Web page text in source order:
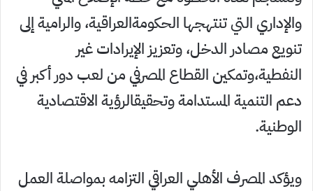
والإداري التي تنتهجها الحكومةالعراقية، والرامية إلى
تنويع مصادر الدخل، وتعزيز الإيرادات غير
النفطية،وتمكين القطاع المصرفي من لعب دور أكبر في
دعم التنمية المستدامة وتحقيقالرؤية الاقتصادية
الوطنية.
ويؤكد المصرف الأهلي العراقي التزامه بمواصلة العمل